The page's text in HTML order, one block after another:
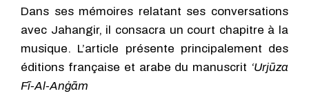
Dans ses mémoires relatant ses conversations
avec Jahangir, il consacra un court chapitre à la
musique. L’article présente principalement des
éditions française et arabe du manuscrit ‘Urjūza
Fī-Al-Anġām